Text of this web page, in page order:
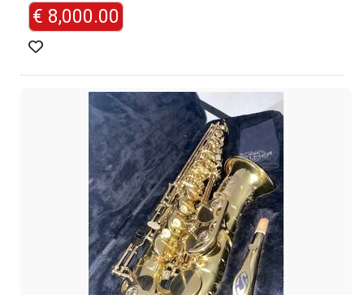
€ 8,000.00